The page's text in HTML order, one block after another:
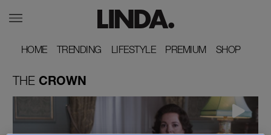
HOME
HOME TRENDING
TRENDING LIFESTYLE
LIFESTYLE PREMIUM
PREMIUM SHOP
SHOP
THE CROWN